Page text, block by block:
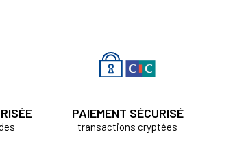
PAIEMENT SÉCURISÉ
transactions cryptées